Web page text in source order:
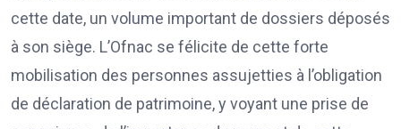
cette date, un volume important de dossiers déposés
à son siège. L’Ofnac se félicite de cette forte
mobilisation des personnes assujetties à l’obligation
de déclaration de patrimoine, y voyant une prise de